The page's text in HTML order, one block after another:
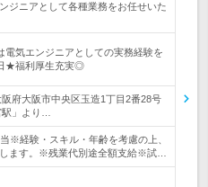
ジニアとして各種業務をお任せいた
電気エンジニアとしての実務経験を
★福利厚生充実◎
阪府大阪市中央区玉造1丁目2番28号
」より…
※経験・スキル・年齢を考慮の上、
ます。※残業代別途全額支給※試…